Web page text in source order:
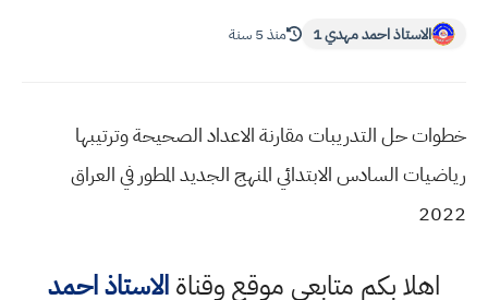
الاستاذ احمد مهدي 1 منذ 5 سنة
خطوات حل التدريبات مقارنة الاعداد الصحيحة وترتيبها
رياضيات السادس الابتدائي المنهج الجديد المطور في العراق
2022
اهلا بكم متابعي موقع وقناةالاستاذ احمد